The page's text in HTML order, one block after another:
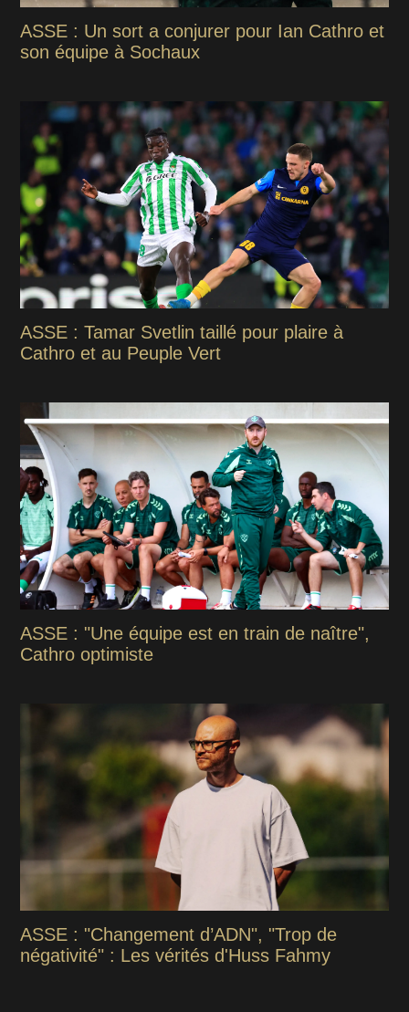
ASSE : Un sort a conjurer pour Ian Cathro et
son équipe à Sochaux
ASSE : Tamar Svetlin taillé pour plaire à
Cathro et au Peuple Vert
ASSE : "Une équipe est en train de naître",
Cathro optimiste
ASSE : "Changement d’ADN", "Trop de
négativité" : Les vérités d'Huss Fahmy